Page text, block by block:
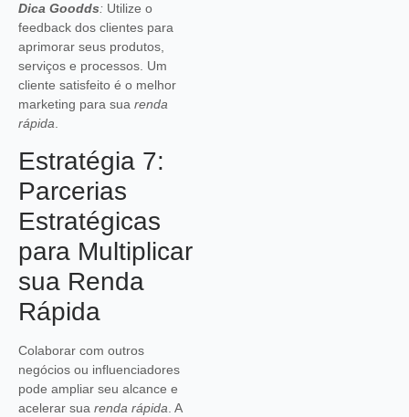
Dica Goodds: Utilize o
feedback dos clientes para
aprimorar seus produtos,
serviços e processos. Um
cliente satisfeito é o melhor
marketing para sua renda
rápida
Estratégia 7:
Parcerias
Estratégicas
para Multiplicar
sua Renda
Rápida
Colaborar com outros
negócios ou influenciadores
pode ampliar seu alcance e
acelerar sua renda rápida. A